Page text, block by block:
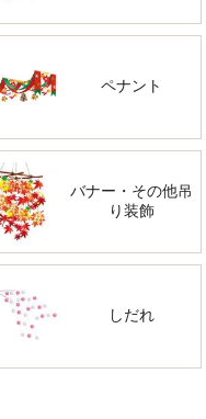
ペナント
バナー・その他吊
り装飾
しだれ